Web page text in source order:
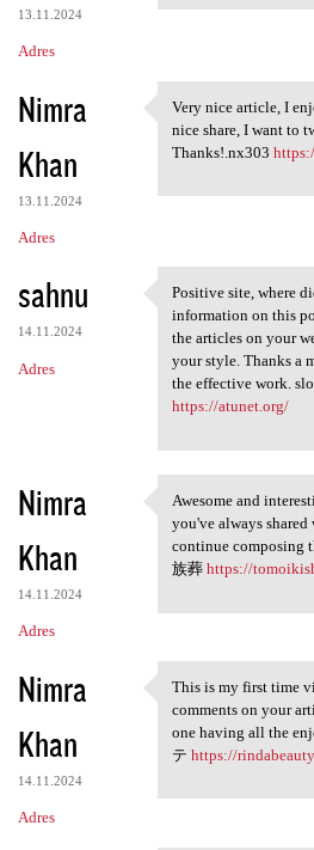
13.11.2024
Adres
Nimra
Khan
13.11.2024
Adres
Very nice article,
Very nice article, I
nice share, I want to
Thanks!.nx303
sahnu
14.11.2024
Adres
Positive site,
Positive site, where
information on this
the articles on your
your style. Thanks a
the effective work.
https://atunet.org/
Nimra
Khan
14.11.2024
Adres
Awesome and
Awesome and
you've always shared
continue composing
族葬 https://
Nimra
Khan
14.11.2024
Adres
This is my first
This is my first time
comments on your
one having all the
テ https://